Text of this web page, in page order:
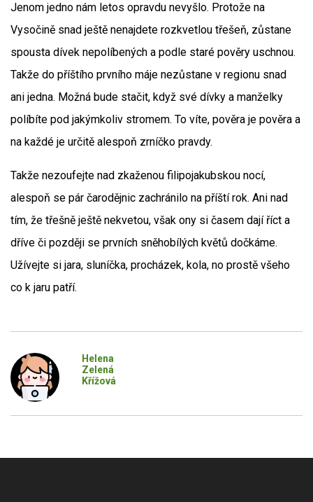
Jenom jedno nám letos opravdu nevyšlo. Protože na
Vysočině snad ještě nenajdete rozkvetlou třešeň, zůstane
spousta dívek nepolíbených a podle staré pověry uschnou.
Takže do příštího prvního máje nezůstane v regionu snad
ani jedna. Možná bude stačit, když své dívky a manželky
políbíte pod jakýmkoliv stromem. To víte, pověra je pověra a
na každé je určitě alespoň zrníčko pravdy.
Takže nezoufejte nad zkaženou filipojakubskou nocí,
alespoň se pár čarodějnic zachránilo na příští rok. Ani nad
tím, že třešně ještě nekvetou, však ony si časem dají říct a
dříve či později se prvních sněhobílých květů dočkáme.
Užívejte si jara, sluníčka, procházek, kola, no prostě všeho
co k jaru patří.
Helena
Zelená
Křížová